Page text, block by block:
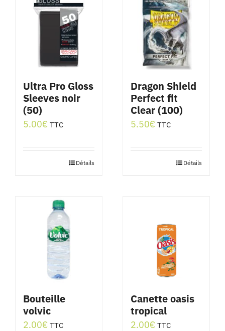
Ultra Pro Gloss
Sleeves noir
(50)
5.00€ TTC
Détails
Dragon Shield
Perfect fit
Clear (100)
5.50€ TTC
Détails
Bouteille
volvic
2.00€ TTC
Canette oasis
tropical
2.00€ TTC